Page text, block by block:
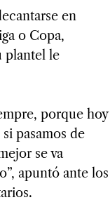
en
o Copa,
plantel le
porque hoy
pasamos de
se va
apuntó ante los